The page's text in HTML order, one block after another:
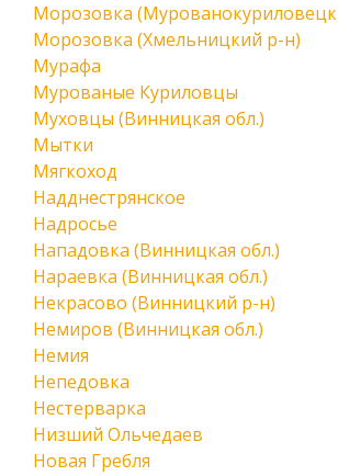
Морозовка
Морозовка (Хмельницкий р-н)
Мурафа
Мурованые Куриловцы
Муховцы (Винницкая обл.)
Мытки
Мягкоход
Надднестрянское
Надросье
Нападовка (Винницкая обл.)
Нараевка (Винницкая обл.)
Некрасово (Винницкий р-н)
Немиров (Винницкая обл.)
Немия
Непедовка
Нестерварка
Низший Ольчедаев
Новая Гребля